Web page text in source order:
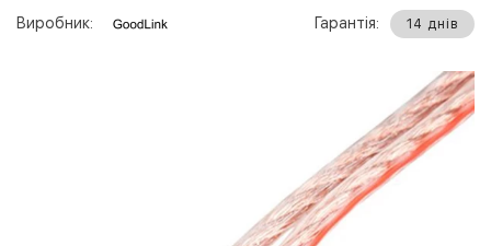
Виробник:
Гарантія: 14 днів